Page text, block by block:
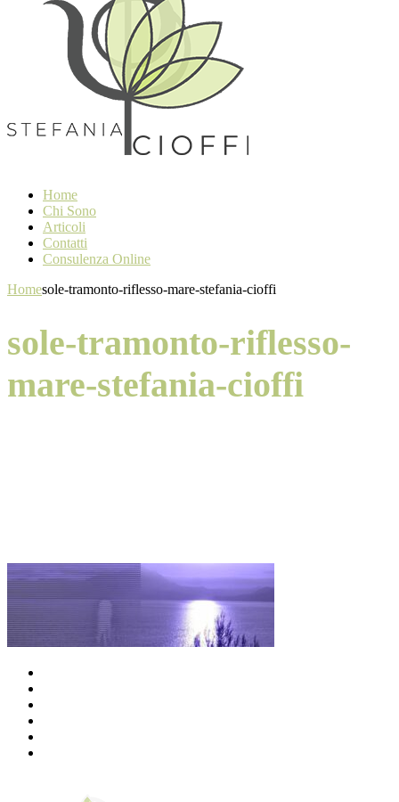
Home
Chi Sono
Articoli
Contatti
Consulenza Online
Homesole-tramonto-riflesso-mare-stefania-cioffi
sole-tramonto-riflesso-
mare-stefania-cioffi